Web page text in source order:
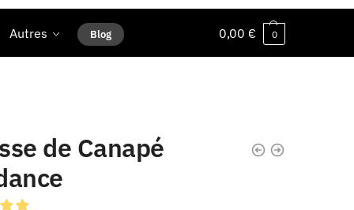
Autres Blog 0,00 € 0
de Canapé